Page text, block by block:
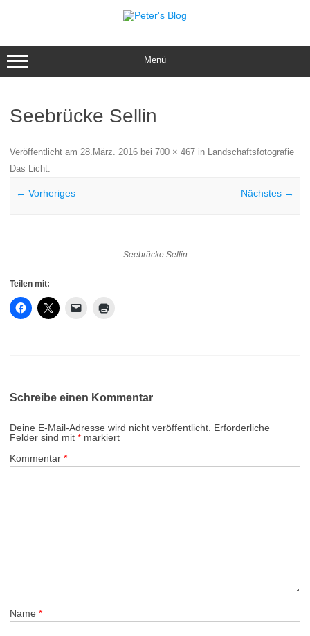
Menü
Seebrücke Sellin
Veröffentlicht am 28.März. 2016 bei 700 × 467 in Landschaftsfotografie
Das Licht.
← Vorheriges Nächstes →
Seebrücke Sellin
Teilen mit:
Schreibe einen Kommentar
Deine E-Mail-Adresse wird nicht veröffentlicht. Erforderliche
Felder sind mit * markiert
Kommentar *
Name *